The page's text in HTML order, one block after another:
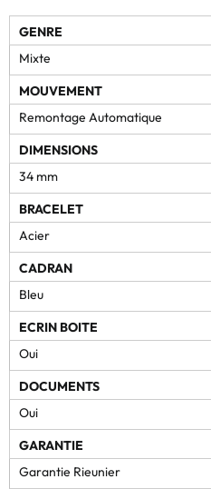
GENRE
Mixte
MOUVEMENT
Remontage Automatique
DIMENSIONS
34 mm
BRACELET
Acier
CADRAN
Bleu
ECRIN BOITE
Oui
DOCUMENTS
Oui
GARANTIE
Garantie Rieunier